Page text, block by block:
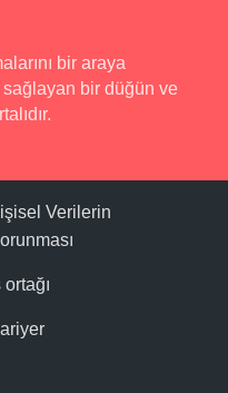
bir araya
bir düğün ve
Verilerin
ortağı